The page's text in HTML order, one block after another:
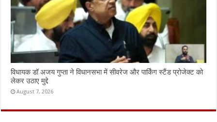
विधायक डॉ अजय गुप्ता ने विधानसभा में सीवरेज और पार्किंग स्टैंड प्रोजेक्ट को
लेकर उठाए मुद्दे
August 7, 2026